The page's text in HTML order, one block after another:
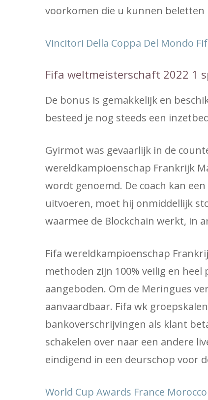
voorkomen die u kunnen
Vincitori Della Coppa Del Mondo
Fifa weltmeisterschaft 2022 1
De bonus is gemakkelijk en
besteed je nog steeds een
Gyirmot was gevaarlijk in de
wereldkampioenschap Frankrijk
wordt genoemd. De coach kan
uitvoeren, moet hij onmiddellijk
waarmee de Blockchain werkt, in
Fifa wereldkampioenschap
methoden zijn 100% veilig en
aangeboden. Om de Meringues
aanvaardbaar. Fifa wk
bankoverschrijvingen als klant
schakelen over naar een andere
eindigend in een deurschop voor
World Cup Awards France Morocco